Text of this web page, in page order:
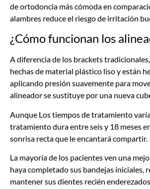
de ortodoncia más cómoda en
alambres reduce el riesgo de irritación
¿Cómo funcionan los
A diferencia de los brackets
hechas de material plástico liso y están
aplicando presión suavemente para
alineador se sustituye por una nueva
Aunque Los tiempos de tratamiento
tratamiento dura entre seis y 18 meses
sonrisa recta que le encantará compartir.
La mayoría de los pacientes ven una
haya completado sus bandejas iniciales,
mantener sus dientes recién